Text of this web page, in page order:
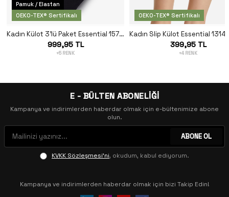
Pamuk / Elastan
OEKO-TEX® Sertifikalı
Kadın Külot 3'lü Paket Essential 1577 - Siyah
999,95 TL
+5 RENK
OEKO-TEX® Sertifikalı
399,95 TL
+4 RENK
E - BÜLTEN ABONELİĞİ
Kampanya ve indirimlerden haberdar olmak için e-bültenimize abone
olun.
ABONE OL
KVKK Sözleşmesi'ni, okudum, kabul ediyorum.
Kampanya ve indirimlerden haberdar olmak için bizi Takip Edin!